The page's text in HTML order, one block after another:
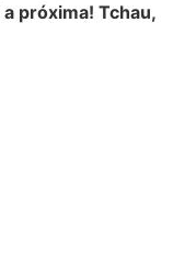
próxima! Tchau,